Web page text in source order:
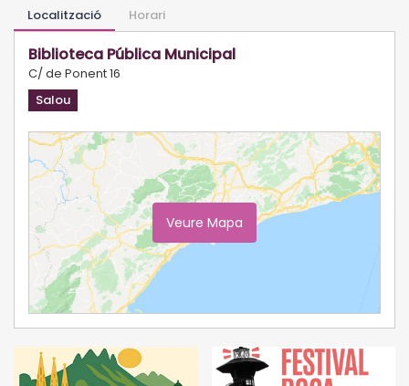
Localització Horari
Biblioteca Pública Municipal
C/ de Ponent 16
Salou
Veure Mapa